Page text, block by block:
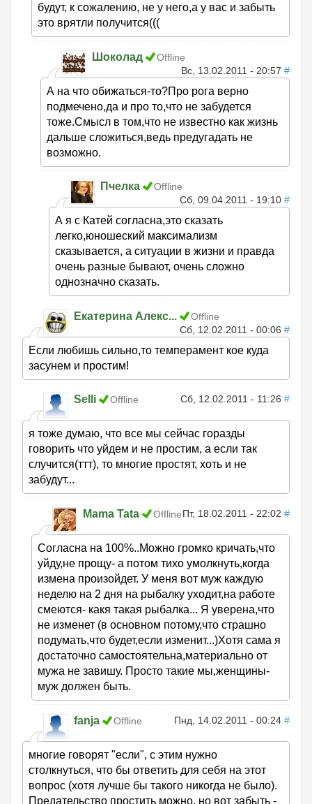
будут, к сожалению, не у него,а у вас и забыть
это врятли получится(((
Шоколад
Offline
Вс, 13.02.2011 - 20:57 #
А на что обижаться-то?Про рога верно
подмечено,да и про то,что не забудется
тоже.Смысл в том,что не известно как жизнь
дальше сложиться,ведь предугадать не
возможно.
Пчелка
Offline
Сб, 09.04.2011 - 19:10 #
А я с Катей согласна,это сказать
легко,юношеский максимализм
сказывается, а ситуации в жизни и правда
очень разные бывают, очень сложно
однозначно сказать.
Екатерина Алекс...
Offline
Сб, 12.02.2011 - 00:06 #
Если любишь сильно,то темперамент кое куда
засунем и простим!
Selli Offline Сб, 12.02.2011 - 11:26 #
я тоже думаю, что все мы сейчас горазды
говорить что уйдем и не простим, а если так
случится(ттт), то многие простят, хоть и не
забудут...
Mama Tata Offline Пт, 18.02.2011 - 22:02 #
Согласна на 100%..Можно громко кричать,что
уйду,не прощу- а потом тихо умолкнуть,когда
измена произойдет. У меня вот муж каждую
неделю на 2 дня на рыбалку уходит,на работе
смеются- какя такая рыбалка... Я уверена,что
не изменет (в основном потому,что страшно
подумать,что будет,если изменит...)Хотя сама я
достаточно самостоятельна,материально от
мужа не завишу. Просто такие мы,женщины-
муж должен быть.
fanja Offline Пнд, 14.02.2011 - 00:24 #
многие говорят "если", с этим нужно
столкнуться, что бы ответить для себя на этот
вопрос (хотя лучше бы такого никогда не было).
Предательство простить можно, но вот забыть -